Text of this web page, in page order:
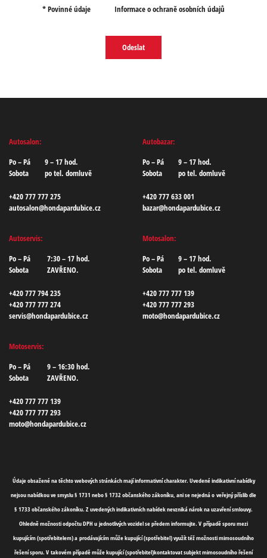
* Povinné údaje Informace o ochraně osobních údajů
Odeslat
Autosalon:
Po – Pá
9 – 17 hod.
Sobota
po tel. domluvě
+420 777 777 275
autosalon@hondapardubice.cz
Autobazar:
Po – Pá
9 – 17 hod.
Sobota
po tel. domluvě
+420 777 633 001
bazar@hondapardubice.cz
Autoservis:
Po – Pá
7:30 – 17 hod.
Sobota
ZAVŘENO.
+420 777 794 235
+420 777 777 274
servis@hondapardubice.cz
Motosalon:
Po – Pá
9 – 17 hod.
Sobota
po tel. domluvě
+420 777 777 139
+420 777 777 293
moto@hondapardubice.cz
Motoservis:
Po – Pá
9 – 16:30 hod.
Sobota
ZAVŘENO.
+420 777 777 139
+420 777 777 293
moto@hondapardubice.cz
Údaje obsažené na těchto webových stránkách mají informativní charakter. Uvedené indikativní nabídky
nejsou nabídkou ve smyslu § 1731 nebo § 1732 občanského zákoníku, ani se nejedná o veřejný příslib dle
§ 1733 občanského zákoníku. Z uvedených indikativních nabídek nevzniká nárok na uzavření smlouvy.
Ohledně možnosti odpočtu DPH u jednotlivých vozidel se předem informujte. V případě sporu mezi
kupujícím (spotřebitelem) a prodávajícím může kupující (spotřebitel) využít též možnosti mimosoudního
řešení sporu. V takovém případě může kupující (spotřebitel)kontaktovat subjekt mimosoudního řešení